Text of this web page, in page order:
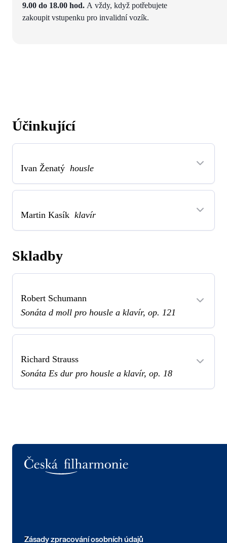
9.00 do 18.00 hod. A vždy, když potřebujete
zakoupit vstupenku pro invalidní vozík.
Účinkující
Ivan Ženatý housle
Martin Kasík klavír
Skladby
Robert Schumann
Sonáta d moll pro housle a klavír, op. 121
Richard Strauss
Sonáta Es dur pro housle a klavír, op. 18
Zásady zpracování osobních údajů